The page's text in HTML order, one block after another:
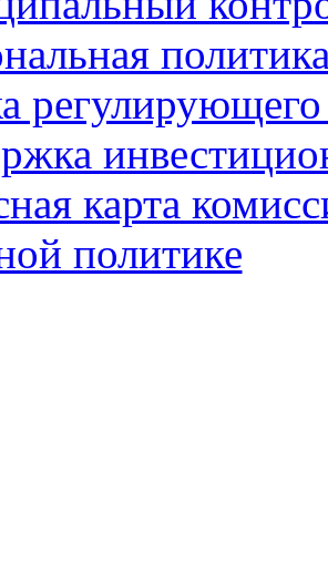
регулирующего
карта
политике